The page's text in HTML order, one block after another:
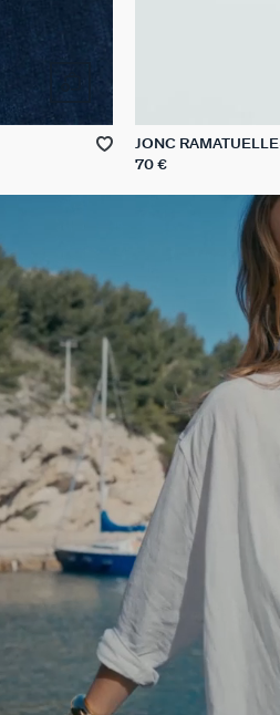
JONC RAMATUELLE
70 €